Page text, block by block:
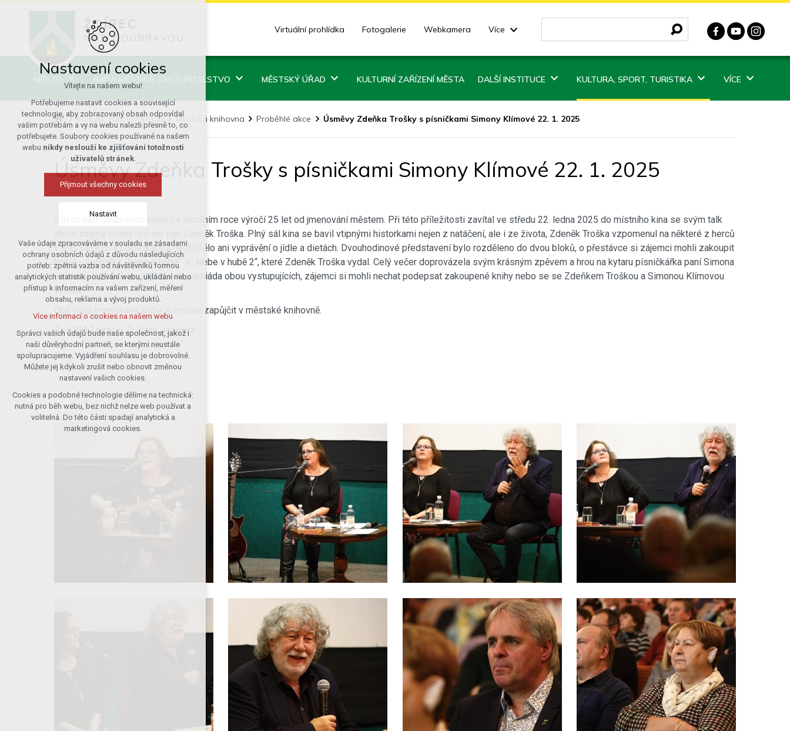
ŽDÍREC
NAD DOUBRAVOU
Virtuální prohlídka Fotogalerie Webkamera Více
RADA MĚSTA A ZASTUPITELSTVO MĚSTSKÝ ÚŘAD KULTURNÍ ZAŘÍZENÍ MĚSTA DALŠÍ INSTITUCE KULTURA, SPORT, TURISTIKA VÍCE
Kulturní zařízení města Městská knihovna Proběhlé akce Úsměvy Zdeňka Trošky s písničkami Simony Klímové 22. 1. 2025
Úsměvy Zdeňka Trošky s písničkami Simony Klímové 22. 1. 2025
Ždírec nad Doubravou oslavil v letošním roce výročí 25 let od jmenování městem. Při této příležitosti zavítal ve středu 22. ledna 2025 do místního kina se svým talk
show známý český režisér pan Zdeněk Troška. Plný sál kina se bavil vtipnými historkami nejen z natáčení, ale i ze života, Zdeněk Troška vzpomenul na některé z herců
v jeho filmech a pohádkách a nechybělo ani vyprávění o jídle a dietách. Dvouhodinové představení bylo rozděleno do dvou bloků, o přestávce si zájemci mohli zakoupit
knihy – kuchařky „Nebe v hubě“ a „Nebe v hubě 2“, které Zdeněk Troška vydal. Celý večer doprovázela svým krásným zpěvem a hrou na kytaru písničkářka paní Simona
Klímová. Na závěr proběhla autogramiáda obou vystupujících, zájemci si mohli nechat podepsat zakoupené knihy nebo se se Zdeňkem Troškou a Simonou Klímovou
vyfotit.
Obě výše jmenované knihy je možné zapůjčit v městské knihovně.
Za KZM Ždírec n. D. Dana Josková
Nastavení cookies
Vítejte na našem webu!
Potřebujeme nastavit cookies a související
technologie, aby zobrazovaný obsah odpovídal
vašim potřebám a vy na webu nalezli přesně to, co
potřebujete. Soubory cookies používané na našem
webu nikdy neslouží ke zjišťování totožnosti
uživatelů stránek.
Přijmout všechny cookies
Nastavit
Technická cookies
nutná pro provozování webu
udržení kontextu stránek (session):
případná přihlášení, volby jazyka, apod.
Volitelná cookies
analytická pro anonymizované
vyhodnocení návštěvnosti
marketingová cookies (Google)
Více informací o cookies na našem webu
Přijmout všechny cookies
Odmítnout vše
Vaše údaje zpracováváme v souladu se zásadami
ochrany osobních údajů z důvodu následujících
potřeb: zpětná vazba od návštěvníků formou
analytických statistik používání webu, ukládání nebo
přístup k informacím na vašem zařízení, měření
obsahu, reklama a vývoj produktů.
Více informací o cookies na našem webu
Správci vašich údajů bude naše společnost, jakož i
naši důvěryhodní partneři, se kterými neustále
spolupracujeme. Vyjádření souhlasu je dobrovolné.
Můžete jej kdykoli zrušit nebo obnovit změnou
nastavení vašich cookies.
Cookies a podobné technologie dělíme na technická:
nutná pro běh webu, bez nichž nelze web používat a
volitelná. Do této části spadají analytická a
marketingová cookies.